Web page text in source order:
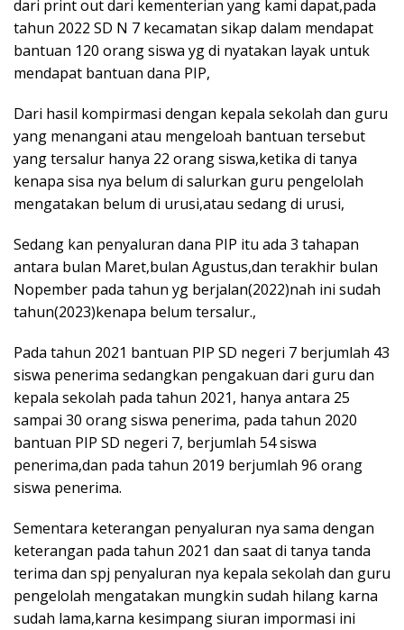
dari print out dari kementerian yang kami dapat,pada
tahun 2022 SD N 7 kecamatan sikap dalam mendapat
bantuan 120 orang siswa yg di nyatakan layak untuk
mendapat bantuan dana PIP,
Dari hasil kompirmasi dengan kepala sekolah dan guru
yang menangani atau mengeloah bantuan tersebut
yang tersalur hanya 22 orang siswa,ketika di tanya
kenapa sisa nya belum di salurkan guru pengelolah
mengatakan belum di urusi,atau sedang di urusi,
Sedang kan penyaluran dana PIP itu ada 3 tahapan
antara bulan Maret,bulan Agustus,dan terakhir bulan
Nopember pada tahun yg berjalan(2022)nah ini sudah
tahun(2023)kenapa belum tersalur.,
Pada tahun 2021 bantuan PIP SD negeri 7 berjumlah 43
siswa penerima sedangkan pengakuan dari guru dan
kepala sekolah pada tahun 2021, hanya antara 25
sampai 30 orang siswa penerima, pada tahun 2020
bantuan PIP SD negeri 7, berjumlah 54 siswa
penerima,dan pada tahun 2019 berjumlah 96 orang
siswa penerima.
Sementara keterangan penyaluran nya sama dengan
keterangan pada tahun 2021 dan saat di tanya tanda
terima dan spj penyaluran nya kepala sekolah dan guru
pengelolah mengatakan mungkin sudah hilang karna
sudah lama,karna kesimpang siuran impormasi ini